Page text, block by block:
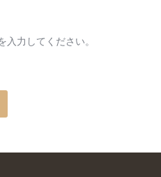
力してください。